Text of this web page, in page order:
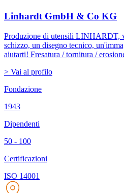
Linhardt GmbH & Co KG
Produzione di utensili LINHARDT,
schizzo, un disegno tecnico,
aiutarti! Fresatura / tornitura /
> Vai al profilo
Fondazione
1943
Dipendenti
50 - 100
Certificazioni
ISO 14001